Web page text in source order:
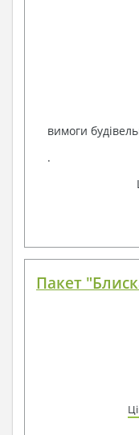
вимоги
.
Пакет